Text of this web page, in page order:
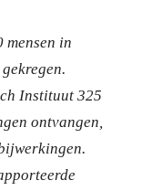
mensen in
Instituut 325
ontvangen,